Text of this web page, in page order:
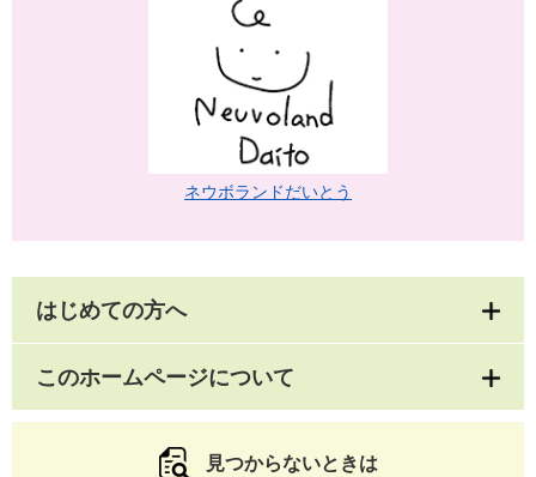
ネウボランドだいとう
はじめての方へ
このホームページについて
見つからないときは